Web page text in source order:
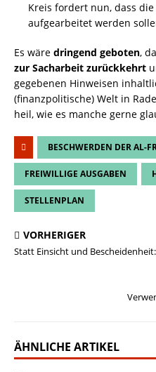
Kreis fordert nun, dass
aufgearbeitet werden
Es wäre dringend geboten,
zur Sacharbeit zurückkehrt
gegebenen Hinweisen
(finanzpolitische) Welt in
heil, wie es manche gerne
BESCHWERDEN DER AL-
FREIWILLIGE AUSGABEN
STELLENPLAN
VORHERIGER
Statt Einsicht und
ÄHNLICHE ARTIKEL